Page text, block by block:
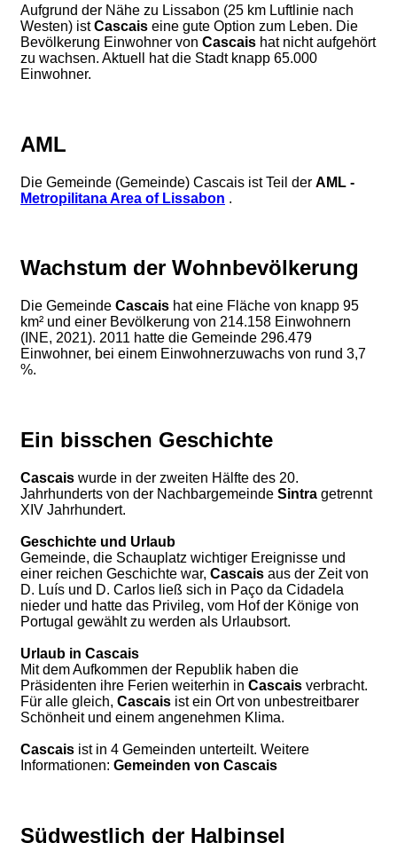
Aufgrund der Nähe zu Lissabon (25 km Luftlinie nach
Westen) istCascais eine gute Option zum Leben. Die
Bevölkerung Einwohner von Cascais hat nicht aufgehört
zu wachsen. Aktuell hat die Stadt knapp 65.000
Einwohner.
AML
Die Gemeinde (Gemeinde) Cascais ist Teil der AML -
Metropilitana Area of ​​​​Lissabon .
Wachstum der Wohnbevölkerung
Die Gemeinde Cascais hat eine Fläche von knapp 95
km² und einer Bevölkerung von 214.158 Einwohnern
(INE, 2021). 2011 hatte die Gemeinde 296.479
Einwohner, bei einem Einwohnerzuwachs von rund 3,7
%.
Ein bisschen Geschichte
Cascais wurde in der zweiten Hälfte des 20.
Jahrhunderts von der Nachbargemeinde Sintra getrennt
XIV Jahrhundert.
Geschichte und Urlaub
Gemeinde, die Schauplatz wichtiger Ereignisse und
einer reichen Geschichte war, Cascais aus der Zeit von
D. Luís und D. Carlos ließ sich in Paço da Cidadela
nieder und hatte das Privileg, vom Hof ​​der Könige von
Portugal gewählt zu werden als Urlaubsort.
Urlaub in Cascais
Mit dem Aufkommen der Republik haben die
Präsidenten ihre Ferien weiterhin in Cascais verbracht.
Für alle gleich, Cascais ist ein Ort von unbestreitbarer
Schönheit und einem angenehmen Klima.
Cascais ist in 4 Gemeinden unterteilt. Weitere
Informationen: Gemeinden von Cascais
Südwestlich der Halbinsel